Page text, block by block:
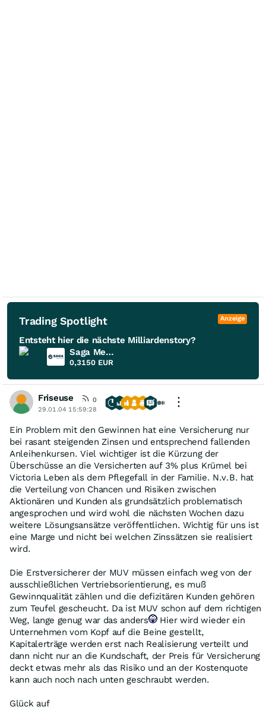
Trading Spotlight Anzeige
Entsteht hier die nächste Milliardenstory?
Saga Metals
0,3150 EUR
Friseuse
0
29.01.04 15:59:28
Ein Problem mit den Gewinnen hat eine Versicherung nur
bei rasant steigenden Zinsen und entsprechend fallenden
Anleihenkursen. Viel wichtiger ist die Kürzung der
Überschüsse an die Versicherten auf 3% plus Krümel bei
Victoria Leben als dem Pflegefall in der Familie. N.v.B. hat
die Verteilung von Chancen und Risiken zwischen
Aktionären und Kunden als grundsätzlich problematisch
angesprochen und wird wohl die nächsten Wochen dazu
weitere Lösungsansätze veröffentlichen. Wichtig für uns ist
eine Marge und nicht bei welchen Zinssätzen sie realisiert
wird.
Die Erstversicherer der MUV müssen einfach weg von der
ausschließlichen Vertriebsorientierung, es muß
Gewinnqualität zählen und die defizitären Kunden gehören
zum Teufel gescheucht. Da ist MUV schon auf dem richtigen
Weg, lange genug war das anders
Hier wird wieder ein
Unternehmen vom Kopf auf die Beine gestellt,
Kapitalerträge werden erst nach Realisierung verteilt und
dann nicht nur an die Kundschaft, der Preis für Versicherung
deckt etwas mehr als das Risiko und an der Kostenquote
kann auch noch nach unten geschraubt werden.
Glück auf